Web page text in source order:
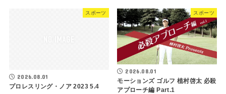
スポーツ
2026.08.01
プロレスリング・ノア 2023 5.4
スポーツ
2026.08.01
モーションズ ゴルフ 植村啓太 必殺
アプローチ編 Part.1